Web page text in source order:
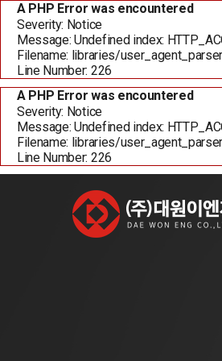
A PHP Error was encountered
Severity: Notice
Message: Undefined index:
Filename: libraries/
Line Number: 226
A PHP Error was encountered
Severity: Notice
Message: Undefined index:
Filename: libraries/
Line Number: 226
Coating M/C